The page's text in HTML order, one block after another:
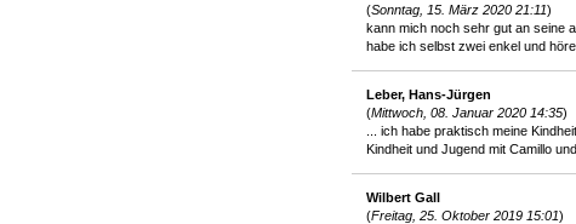
(Sonntag, 15. März 2020 21:11)
kann mich noch sehr gut an seine
habe ich selbst zwei enkel und
Leber, Hans-Jürgen
(Mittwoch, 08. Januar 2020 14:35)
... ich habe praktisch meine
Kindheit und Jugend mit Camillo
Wilbert Gall
(Freitag, 25. Oktober 2019 15:01)